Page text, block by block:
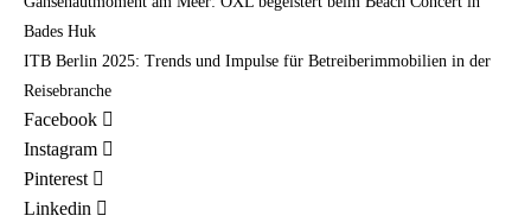
Bades Huk
ITB Berlin 2025: Trends und Impulse für Betreiberimmobilien in der
Reisebranche
Facebook
Instagram
Pinterest
Linkedin